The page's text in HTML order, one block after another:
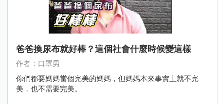
爸爸換尿布就好棒？這個社會什麼時候變這樣
作者：口罩男
你們都要媽媽當個完美的媽媽，但媽媽本來事實上就不完
美，也不需要完美。